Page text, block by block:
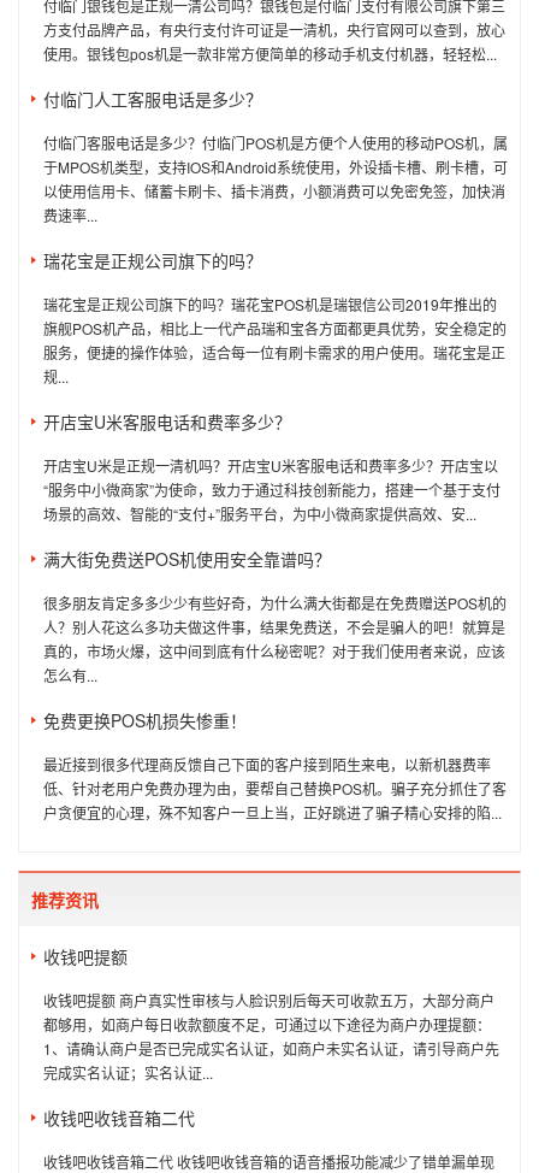
付临门银钱包是正规一清公司吗？银钱包是付临门支付有限公司旗下第三
方支付品牌产品，有央行支付许可证是一清机，央行官网可以查到，放心
使用。银钱包pos机是一款非常方便简单的移动手机支付机器，轻轻松...
付临门人工客服电话是多少？
付临门客服电话是多少？付临门POS机是方便个人使用的移动POS机，属
于MPOS机类型，支持IOS和Android系统使用，外设插卡槽、刷卡槽，可
以使用信用卡、储蓄卡刷卡、插卡消费，小额消费可以免密免签，加快消
费速率...
瑞花宝是正规公司旗下的吗？
瑞花宝是正规公司旗下的吗？瑞花宝POS机是瑞银信公司2019年推出的
旗舰POS机产品，相比上一代产品瑞和宝各方面都更具优势，安全稳定的
服务，便捷的操作体验，适合每一位有刷卡需求的用户使用。瑞花宝是正
规...
开店宝U米客服电话和费率多少？
开店宝U米是正规一清机吗？开店宝U米客服电话和费率多少？开店宝以
“服务中小微商家”为使命，致力于通过科技创新能力，搭建一个基于支付
场景的高效、智能的“支付+”服务平台，为中小微商家提供高效、安...
满大街免费送POS机使用安全靠谱吗？
很多朋友肯定多多少少有些好奇，为什么满大街都是在免费赠送POS机的
人？别人花这么多功夫做这件事，结果免费送，不会是骗人的吧！就算是
真的，市场火爆，这中间到底有什么秘密呢？对于我们使用者来说，应该
怎么有...
免费更换POS机损失惨重！
最近接到很多代理商反馈自己下面的客户接到陌生来电，以新机器费率
低、针对老用户免费办理为由，要帮自己替换POS机。骗子充分抓住了客
户贪便宜的心理，殊不知客户一旦上当，正好跳进了骗子精心安排的陷...
推荐资讯
收钱吧提额
收钱吧提额 商户真实性审核与人脸识别后每天可收款五万，大部分商户
都够用，如商户每日收款额度不足，可通过以下途径为商户办理提额：
1、请确认商户是否已完成实名认证，如商户未实名认证，请引导商户先
完成实名认证；实名认证...
收钱吧收钱音箱二代
收钱吧收钱音箱二代 收钱吧收钱音箱的语音播报功能减少了错单漏单现